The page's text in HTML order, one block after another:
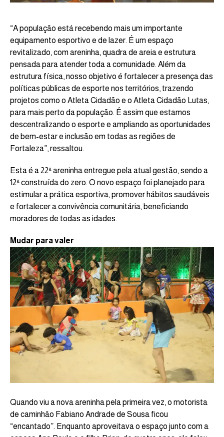
“A população está recebendo mais um importante
equipamento esportivo e de lazer. É um espaço
revitalizado, com areninha, quadra de areia e estrutura
pensada para atender toda a comunidade. Além da
estrutura física, nosso objetivo é fortalecer a presença das
políticas públicas de esporte nos territórios, trazendo
projetos como o Atleta Cidadão e o Atleta Cidadão Lutas,
para mais perto da população. É assim que estamos
descentralizando o esporte e ampliando as oportunidades
de bem-estar e inclusão em todas as regiões de
Fortaleza”, ressaltou.
Esta é a 22ª areninha entregue pela atual gestão, sendo a
12ª construída do zero. O novo espaço foi planejado para
estimular a prática esportiva, promover hábitos saudáveis
e fortalecer a convivência comunitária, beneficiando
moradores de todas as idades.
Mudar para valer
Quando viu a nova areninha pela primeira vez, o motorista
de caminhão Fabiano Andrade de Sousa ficou
“encantado”. Enquanto aproveitava o espaço junto com a